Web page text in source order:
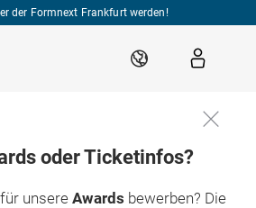
der Formnext Frankfurt werden!
DE
oder Ticketinfos?
unsere Awards bewerben? Die